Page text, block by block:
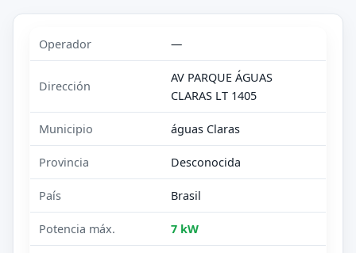
Operador —
Dirección
AV PARQUE ÁGUAS
CLARAS LT 1405
Municipio águas Claras
Provincia Desconocida
País Brasil
Potencia máx. 7 kW